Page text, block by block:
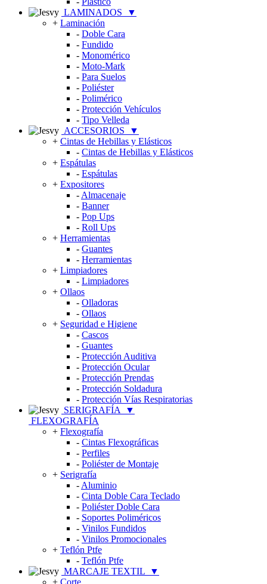
LAMINADOS
▼
+ Laminación
- Doble Cara
- Fundido
- Monomérico
- Moto-Mark
- Para Suelos
- Poliéster
- Polimérico
- Protección Vehículos
- Tipo Velleda
ACCESORIOS
▼
+ Cintas de Hebillas y Elásticos
- Cintas de Hebillas y Elásticos
+ Espátulas
- Espátulas
+ Expositores
- Almacenaje
- Banner
- Pop Ups
- Roll Ups
+ Herramientas
- Guantes
- Herramientas
+ Limpiadores
- Limpiadores
+ Ollaos
- Olladoras
- Ollaos
+ Seguridad e Higiene
- Cascos
- Guantes
- Protección Auditiva
- Protección Ocular
- Protección Prendas
- Protección Soldadura
- Protección Vías Respiratorias
SERIGRAFÍA
▼
FLEXOGRAFÍA
+ Flexografía
- Cintas Flexográficas
- Perfiles
- Poliéster de Montaje
+ Serigrafía
- Aluminio
- Cinta Doble Cara Teclado
- Poliéster Doble Cara
- Soportes Poliméricos
- Vinilos Fundidos
- Vinilos Promocionales
+ Teflón Ptfe
- Teflón Ptfe
MARCAJE TEXTIL
▼
+ Corte